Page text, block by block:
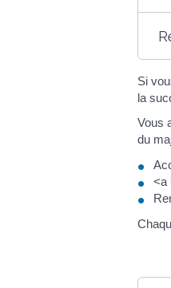
Si
la
Vous
du
<a